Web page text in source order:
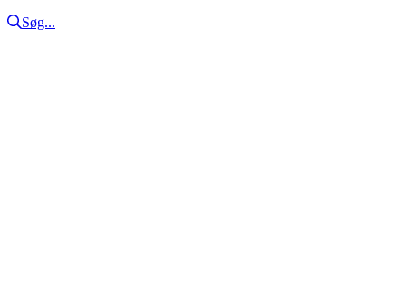
Søg...